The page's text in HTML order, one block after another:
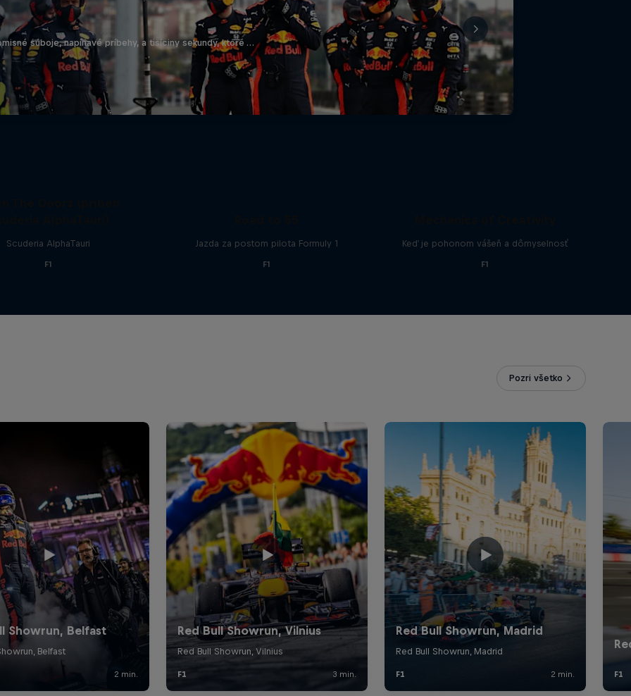
súboje, napínavé príbehy, a tisíciny sekundy, ktoré …
Scuderia AlphaTauri
F1
Jazda za postom pilota Formuly 1
F1
Keď je pohonom vášeň a dômyselnosť
F1
Pozri všetko